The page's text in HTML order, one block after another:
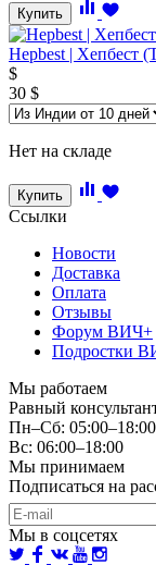
Купить
Hepbest | Хепбест
$
30 $
Нет на складе
Купить
Ссылки
Новости
Доставка
Оплата
Отзывы
Форум ВИЧ+
Подростки
Мы работаем
Равный
Пн–Сб: 05:00–18:00
Вс: 06:00–18:00
Мы принимаем
Подписаться на
Мы в соцсетях